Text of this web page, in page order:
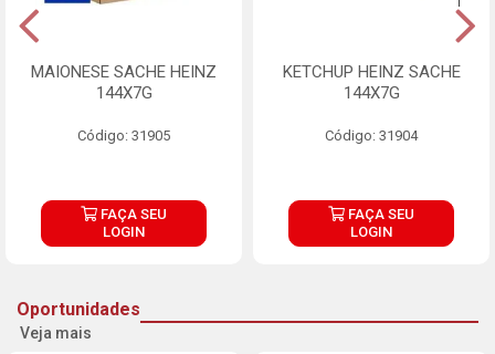
MAIONESE SACHE HEINZ
144X7G
Código: 31905
FAÇA SEU
LOGIN
KETCHUP HEINZ SACHE
144X7G
Código: 31904
FAÇA SEU
LOGIN
Oportunidades
Veja mais